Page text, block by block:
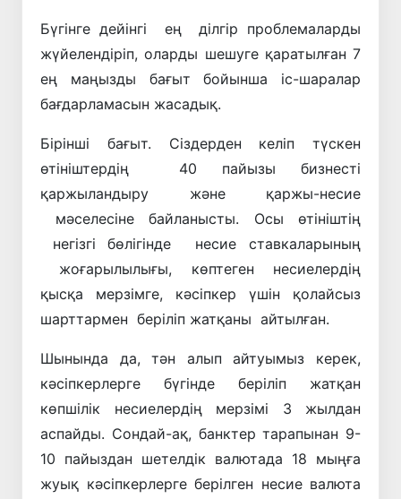
Бүгінге дейінгі ең ділгір проблемаларды
жүйелендіріп, оларды шешуге қаратылған 7
ең маңызды бағыт бойынша іс-шаралар
бағдарламасын жасадық.
Бірінші бағыт. Сіздерден келіп түскен
өтініштердің 40 пайызы бизнесті
қаржыландыру және қаржы-несие
мәселесіне байланысты. Осы өтініштің
негізгі бөлігінде несие ставкаларының
жоғарылылығы, көптеген несиелердің
қысқа мерзімге, кәсіпкер үшін қолайсыз
шарттармен беріліп жатқаны айтылған.
Шынында да, тән алып айтуымыз керек,
кәсіпкерлерге бүгінде беріліп жатқан
көпшілік несиелердің мерзімі 3 жылдан
аспайды. Сондай-ақ, банктер тарапынан 9-
10 пайыздан шетелдік валютада 18 мыңға
жуық кәсіпкерлерге берілген несие валюта